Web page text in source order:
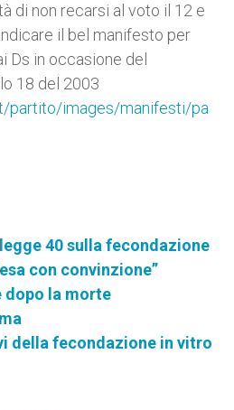
di non recarsi al voto il 12 e
il bel manifesto per
Ds in occasione del
18 del 2003
partito/images/manifesti/pa
40 sulla fecondazione
con convinzione”
dopo la morte
della fecondazione in vitro